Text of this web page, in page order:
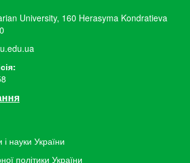
University, 160 Herasyma Kondratieva
і науки України
політики України